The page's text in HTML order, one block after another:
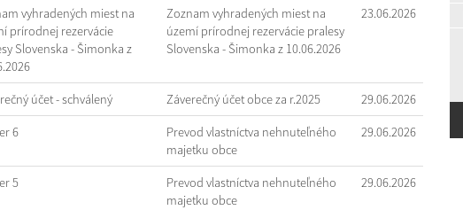
vyhradených miest na
prírodnej rezervácie
Slovenska - Šimonka z
Zoznam vyhradených miest na
území prírodnej rezervácie pralesy
Slovenska - Šimonka z 10.06.2026
23.06.2026
účet - schválený Záverečný účet obce za r.2025 29.06.2026
6
Prevod vlastníctva nehnuteľného
majetku obce
29.06.2026
5
Prevod vlastníctva nehnuteľného
majetku obce
29.06.2026